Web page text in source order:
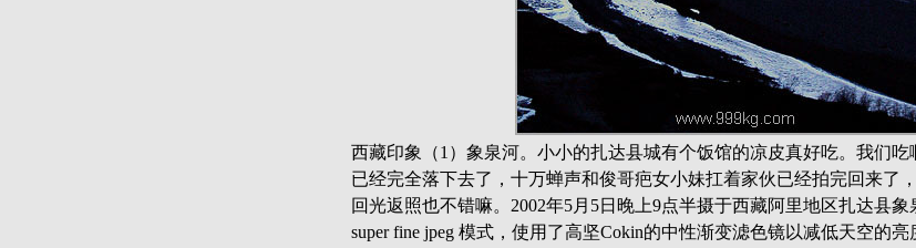
西藏印象（1）象泉河。小小的扎达县城有个饭馆的凉皮真好吃。我们吃
已经完全落下去了，十万蝉声和俊哥疤女小妹扛着家伙已经拍完回来了
回光返照也不错嘛。2002年5月5日晚上9点半摄于西藏阿里地区扎达县象
super fine jpeg 模式，使用了高坚Cokin的中性渐变滤色镜以减低天空的亮